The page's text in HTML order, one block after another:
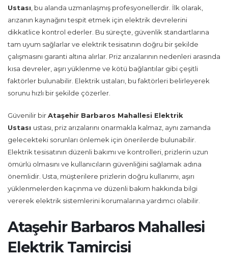
Ustası , bu alanda uzmanlaşmış profesyonellerdir. İlk olarak,
arızanın kaynağını tespit etmek için elektrik devrelerini
dikkatlice kontrol ederler. Bu süreçte, güvenlik standartlarına
tam uyum sağlarlar ve elektrik tesisatının doğru bir şekilde
çalışmasını garanti altına alırlar. Priz arızalarının nedenleri arasında
kısa devreler, aşırı yüklenme ve kötü bağlantılar gibi çeşitli
faktörler bulunabilir. Elektrik ustaları, bu faktörleri belirleyerek
sorunu hızlı bir şekilde çözerler.
Güvenilir birAtaşehir Barbaros Mahallesi Elektrik
Ustası ustası, priz arızalarını onarmakla kalmaz, aynı zamanda
gelecekteki sorunları önlemek için önerilerde bulunabilir.
Elektrik tesisatının düzenli bakımı ve kontrolleri, prizlerin uzun
ömürlü olmasını ve kullanıcıların güvenliğini sağlamak adına
önemlidir. Usta, müşterilere prizlerin doğru kullanımı, aşırı
yüklenmelerden kaçınma ve düzenli bakım hakkında bilgi
vererek elektrik sistemlerini korumalarına yardımcı olabilir.
Ataşehir Barbaros Mahallesi
Elektrik Tamircisi